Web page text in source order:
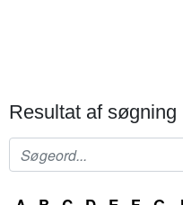
Resultat af søgning